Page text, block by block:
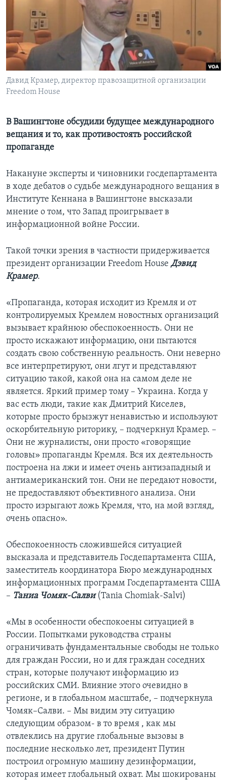
Learning English
СОЦИАЛЬНЫЕ СЕТИ
Языки
Давид Крамер, директор правозащитной организации
Freedom House
В Вашингтоне обсудили будущее международного
вещания и то, как противостоять российской
пропаганде
Накануне эксперты и чиновники госдепартамента
в ходе дебатов о судьбе международного вещания в
Институте Кеннана в Вашингтоне высказали
мнение о том, что Запад проигрывает в
информационной войне России.
Такой точки зрения в частности придерживается
президент организации Freedom House Дэвид
Крамер.
«Пропаганда, которая исходит из Кремля и от
контролируемых Кремлем новостных организаций
вызывает крайнюю обеспокоенность. Они не
просто искажают информацию, они пытаются
создать свою собственную реальность. Они неверно
все интерпретируют, они лгут и представляют
ситуацию такой, какой она на самом деле не
является. Яркий пример тому – Украина. Когда у
вас есть люди, такие как Дмитрий Киселев,
которые просто брызжут ненавистью и используют
оскорбительную риторику, – подчеркнул Крамер. –
Они не журналисты, они просто «говорящие
головы» пропаганды Кремля. Вся их деятельность
построена на лжи и имеет очень антизападный и
антиамериканский тон. Они не передают новости,
не предоставляют объективного анализа. Они
просто изрыгают ложь Кремля, что, на мой взгляд,
очень опасно».
Обеспокоенность сложившейся ситуацией
высказала и представитель Госдепартамента США,
заместитель координатора Бюро международных
информационных программ Госдепартамента США
– Таниа Чомяк-Салви(Tania Chomiak-Salvi)
«Мы в особенности обеспокоены ситуацией в
России. Попытками руководства страны
ограничивать фундаментальные свободы не только
для граждан России, но и для граждан соседних
стран, которые получают информацию из
российских СМИ. Влияние этого очевидно в
регионе, и в глобальном масштабе, – подчеркнула
Чомяк–Салви. – Мы видим эту ситуацию
следующим образом- в то время , как мы
отвлеклись на другие глобальные вызовы в
последние несколько лет, президент Путин
построил огромную машину дезинформации,
которая имеет глобальный охват. Мы шокированы